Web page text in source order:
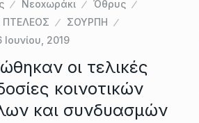
Νεοxωράκι
Όθρυς
ΠΤΕΛΕΟΣ
ΣΟΥΡΠΗ
Ιουνίου, 2019
οι τελικές
κοινοτικών
και συνδυασμών